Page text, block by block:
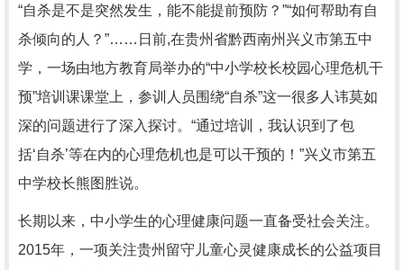
“自杀是不是突然发生，能不能提前预防？”“如何帮助有自
杀倾向的人？”……日前,在贵州省黔西南州兴义市第五中
学，一场由地方教育局举办的“中小学校长校园心理危机干
预”培训课课堂上，参训人员围绕“自杀”这一很多人讳莫如
深的问题进行了深入探讨。“通过培训，我认识到了包
括‘自杀’等在内的心理危机也是可以干预的！”兴义市第五
中学校长熊图胜说。
长期以来，中小学生的心理健康问题一直备受社会关注。
2015年，一项关注贵州留守儿童心灵健康成长的公益项目